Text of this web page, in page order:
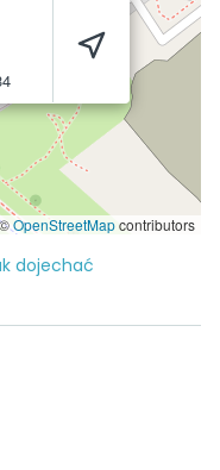
OpenStreetMapcontributors
dojechać